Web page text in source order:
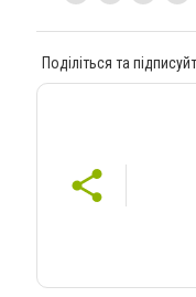
Поділіться та